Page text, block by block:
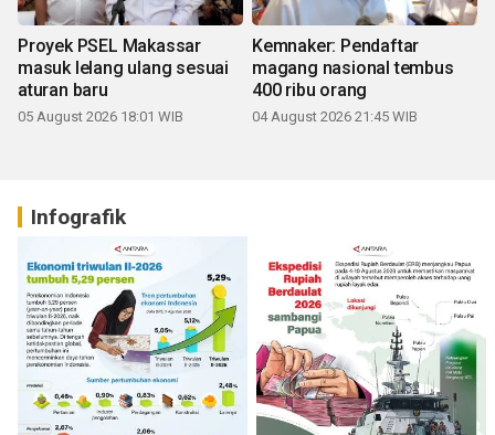
Proyek PSEL Makassar
masuk lelang ulang sesuai
aturan baru
05 August 2026 18:01 WIB
Kemnaker: Pendaftar
magang nasional tembus
400 ribu orang
04 August 2026 21:45 WIB
Infografik